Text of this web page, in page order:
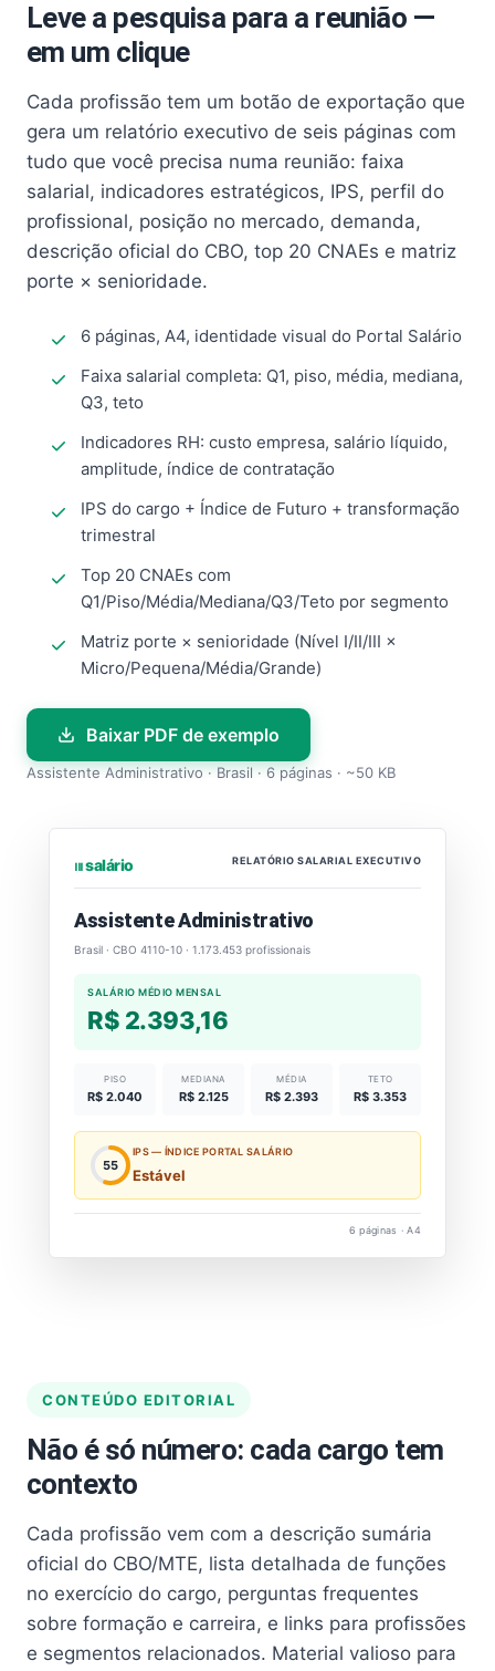
Leve a pesquisa para a reunião —
em um clique
Cada profissão tem um botão de exportação que
gera um relatório executivo de seis páginas com
tudo que você precisa numa reunião: faixa
salarial, indicadores estratégicos, IPS, perfil do
profissional, posição no mercado, demanda,
descrição oficial do CBO, top 20 CNAEs e matriz
porte × senioridade.
6 páginas, A4, identidade visual do Portal Salário
Faixa salarial completa: Q1, piso, média, mediana,
Q3, teto
Indicadores RH: custo empresa, salário líquido,
amplitude, índice de contratação
IPS do cargo + Índice de Futuro + transformação
trimestral
Top 20 CNAEs com
Q1/Piso/Média/Mediana/Q3/Teto por segmento
Matriz porte × senioridade (Nível I/II/III ×
Micro/Pequena/Média/Grande)
Baixar PDF de exemplo
Assistente Administrativo · Brasil · 6 páginas · ~50 KB
⏐⏐⏐ salário RELATÓRIO SALARIAL EXECUTIVO
Assistente Administrativo
Brasil · CBO 4110-10 · 1.173.453 profissionais
SALÁRIO MÉDIO MENSAL
R$ 2.393,16
PISO
R$ 2.040
MEDIANA
R$ 2.125
MÉDIA
R$ 2.393
TETO
R$ 3.353
55
IPS — ÍNDICE PORTAL SALÁRIO
Estável
6 páginas · A4
CONTEÚDO EDITORIAL
Não é só número: cada cargo tem
contexto
Cada profissão vem com a descrição sumária
oficial do CBO/MTE, lista detalhada de funções
no exercício do cargo, perguntas frequentes
sobre formação e carreira, e links para profissões
e segmentos relacionados. Material valioso para